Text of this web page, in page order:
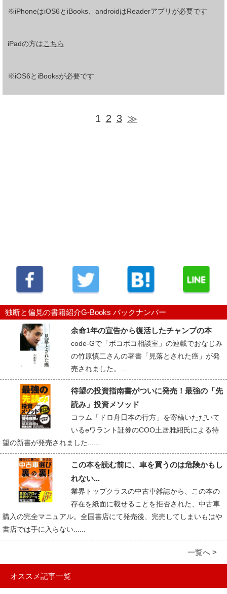
※iPhoneはiOS6とiBooks、androidはReaderアプリが必要です
iPadの方はこちら
※iOS6とiBooksが必要です
1 2 3 ≫
独断と偏見の書籍紹介G-Books バックナンバー
余命1年の宣告から復活したチャンプの本
code-Gで「ボコボコ相談室」の連載でおなじみ
の竹原慎二さんの著書「見落とされた癌」が発
売されました。...
待望の投資指南書がついに発売！最強の「先
読み」投資メソッド
コラム「ドロ舟日本の行方」を寄稿いただいて
いるeワラント証券のCOO土居雅紹氏による待
望の新書が発売されました......
この本を読む前に、車を買うのは危険かもし
れない...
業界トップクラスの中古車雑誌から、この本の
存在を紙面に載せることを拒否された、中古車
購入の完全マニュアル。全国書店にて発売後、完売してしまいもはや
書店では手に入らない......
一覧へ >
オススメ記事一覧